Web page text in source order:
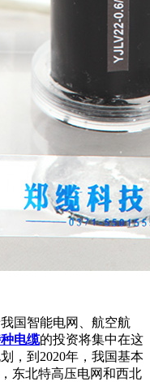
国智能电网、航空航
电缆的投资将集中在这
，到2020年，我国基本
东北特高压电网和西北